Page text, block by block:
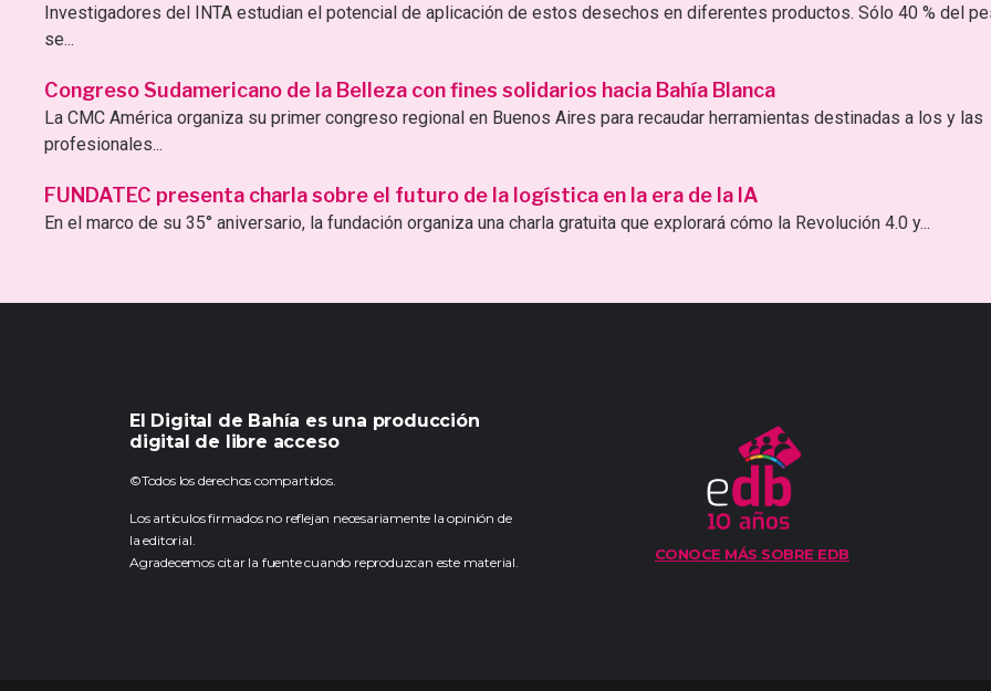
Investigadores del INTA estudian el potencial de aplicación de estos desechos en diferentes productos. Sólo 40 % del
se...
Congreso Sudamericano de la Belleza con fines solidarios hacia Bahía Blanca
La CMC América organiza su primer congreso regional en Buenos Aires para recaudar herramientas destinadas a los y las
profesionales...
FUNDATEC presenta charla sobre el futuro de la logística en la era de la IA
En el marco de su 35° aniversario, la fundación organiza una charla gratuita que explorará cómo la Revolución 4.0 y...
El Digital de Bahía es una producción
digital de libre acceso
©Todos los derechos compartidos.
Los artículos firmados no reflejan necesariamente la opinión de
la editorial.
Agradecemos citar la fuente cuando reproduzcan este material.
CONOCE MÁS SOBRE EDB